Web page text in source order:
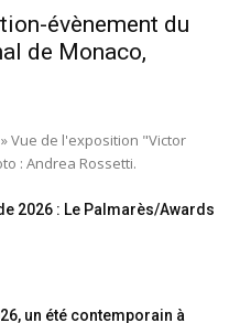
évènement du
de Monaco,
Vue de l'exposition "Victor
: Andrea Rossetti.
2026 : Le Palmarès/Awards
un été contemporain à